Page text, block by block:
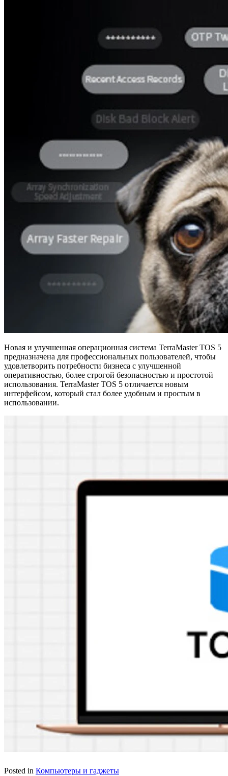
Новая и улучшенная операционная система TerraMaster TOS 5
предназначена для профессиональных пользователей, чтобы
удовлетворить потребности бизнеса с улучшенной
оперативностью, более строгой безопасностью и простотой
использования. TerraMaster TOS 5 отличается новым
интерфейсом, который стал более удобным и простым в
использовании.
Posted in Компьютеры и гаджеты